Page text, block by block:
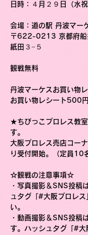
日時 ：４月２９日（水
会場 ：道の駅 丹波マー
〒622-0213 京都府船
紙田３−５
観戦無料
丹波マーケスお買い物
お買い物レシート500
★ちびっこプロレス教
す。
大阪プロレス売店コー
り受付開始。（定員10
☆観戦の注意事項☆
・写真撮影＆SNS投稿
ュタグ「#大阪プロレ
い。
・動画撮影＆SNS投稿
す。ハッシュタグ「#